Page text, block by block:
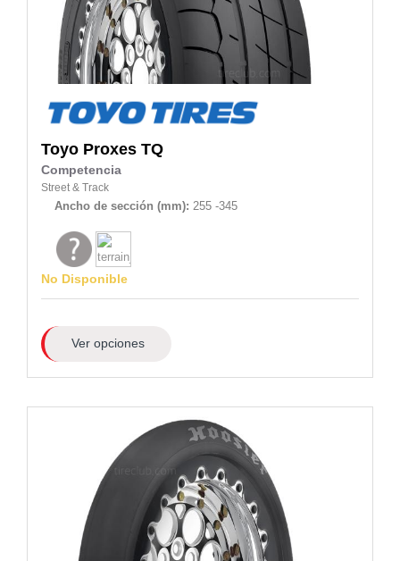
Toyo Proxes TQ
Competencia
Street & Track
Ancho de sección (mm): 255 -345
No Disponible
Ver opciones